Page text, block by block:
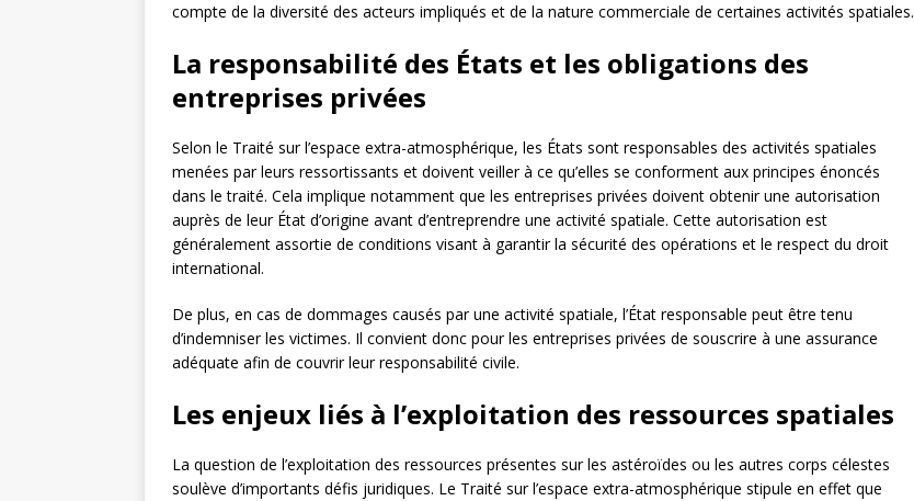
compte de la diversité des acteurs impliqués et de la nature commerciale de certaines activités spatiales.
La responsabilité des États et les obligations des
entreprises privées
Selon le Traité sur l’espace extra-atmosphérique, les États sont responsables des activités spatiales
menées par leurs ressortissants et doivent veiller à ce qu’elles se conforment aux principes énoncés
dans le traité. Cela implique notamment que les entreprises privées doivent obtenir une autorisation
auprès de leur État d’origine avant d’entreprendre une activité spatiale. Cette autorisation est
généralement assortie de conditions visant à garantir la sécurité des opérations et le respect du droit
international.
De plus, en cas de dommages causés par une activité spatiale, l’État responsable peut être tenu
d’indemniser les victimes. Il convient donc pour les entreprises privées de souscrire à une assurance
adéquate afin de couvrir leur responsabilité civile.
Les enjeux liés à l’exploitation des ressources spatiales
La question de l’exploitation des ressources présentes sur les astéroïdes ou les autres corps célestes
soulève d’importants défis juridiques. Le Traité sur l’espace extra-atmosphérique stipule en effet que